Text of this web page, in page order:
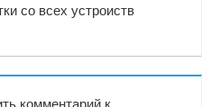
со всех устроиств
комментарий к